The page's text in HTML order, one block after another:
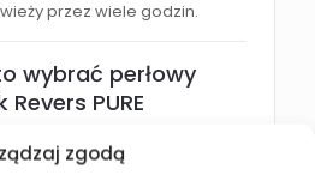
zgodą
przez wiele godzin.
wybrać perłowy
PURE